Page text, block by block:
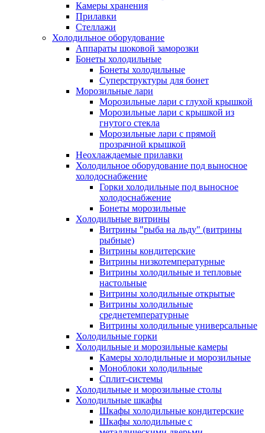
Камеры хранения
Прилавки
Стеллажи
Холодильное оборудование
Аппараты шоковой заморозки
Бонеты холодильные
Бонеты холодильные
Суперструктуры для бонет
Морозильные лари
Морозильные лари с глухой крышкой
Морозильные лари с крышкой из
гнутого стекла
Морозильные лари с прямой
прозрачной крышкой
Неохлаждаемые прилавки
Холодильное оборудование под выносное
холодоснабжение
Горки холодильные под выносное
холодоснабжение
Бонеты морозильные
Холодильные витрины
Витрины "рыба на льду" (витрины
рыбные)
Витрины кондитерские
Витрины низкотемпературные
Витрины холодильные и тепловые
настольные
Витрины холодильные открытые
Витрины холодильные
среднетемпературные
Витрины холодильные универсальные
Холодильные горки
Холодильные и морозильные камеры
Камеры холодильные и морозильные
Моноблоки холодильные
Сплит-системы
Холодильные и морозильные столы
Холодильные шкафы
Шкафы холодильные кондитерские
Шкафы холодильные с